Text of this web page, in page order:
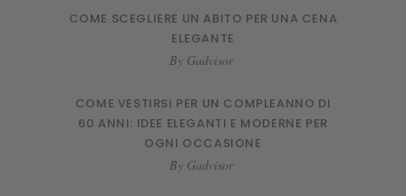
COME SCEGLIERE UN ABITO PER UNA CENA
ELEGANTE
By Gadvisor
COME VESTIRSI PER UN COMPLEANNO DI
60 ANNI: IDEE ELEGANTI E MODERNE PER
OGNI OCCASIONE
By Gadvisor